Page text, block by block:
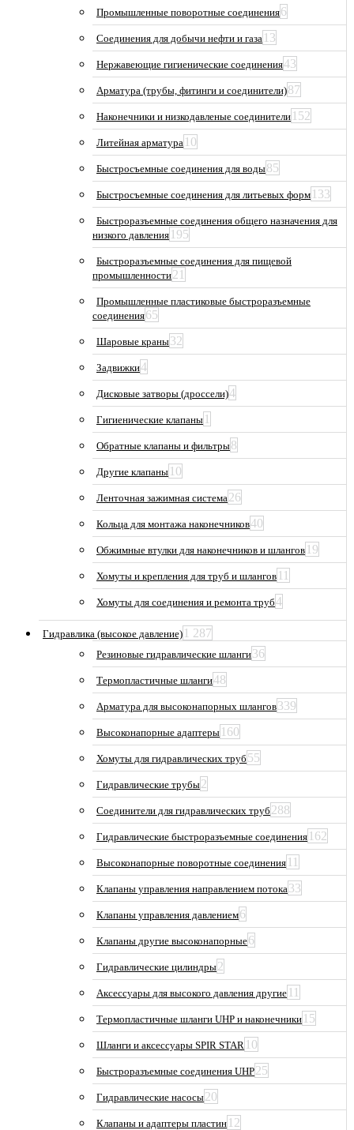
Промышленные поворотные соединения6
Соединения для добычи нефти и газа 13
Нержавеющие гигиенические соединения43
Арматура (трубы, фитинги и соединители)87
Наконечники и низкодавленые соединители 152
Литейная арматура 10
Быстросъемные соединения для воды85
Быстросъемные соединения для литьевых форм 133
Быстроразъемные соединения общего назначения для
низкого давления 195
Быстроразъемные соединения для пищевой
промышленности21
Промышленные пластиковые быстроразъемные
соединения65
Шаровые краны32
Задвижки4
Дисковые затворы (дроссели)4
Гигиенические клапаны 1
Обратные клапаны и фильтры8
Другие клапаны 10
Ленточная зажимная система26
Кольца для монтажа наконечников40
Обжимные втулки для наконечников и шлангов 19
Хомуты и крепления для труб и шлангов 11
Хомуты для соединения и ремонта труб4
Гидравлика (высокое давление) 1 287
Резиновые гидравлические шланги36
Термопластичные шланги48
Арматура для высоконапорных шлангов339
Высоконапорные адаптеры 160
Хомуты для гидравлических труб 55
Гидравлические трубы2
Соединители для гидравлических труб 288
Гидравлические быстроразъемные соединения 162
Высоконапорные поворотные соединения 11
Клапаны управления направлением потока33
Клапаны управления давлением6
Клапаны другие высоконапорные6
Гидравлические цилиндры2
Аксессуары для высокого давления другие 11
Термопластичные шланги UHP и наконечники 15
Шланги и аксессуары SPIR STAR 10
Быстроразъемные соединения UHP25
Гидравлические насосы20
Клапаны и адаптеры пластин 12